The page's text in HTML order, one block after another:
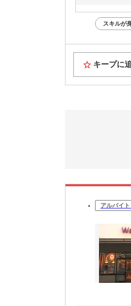
スキルが
キープに
アルバイ